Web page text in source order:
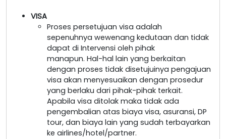
VISA
Proses persetujuan visa adalah
sepenuhnya wewenang kedutaan dan tidak
dapat di Intervensi oleh pihak
manapun. Hal-hal lain yang berkaitan
dengan proses tidak disetujuinya pengajuan
visa akan menyesuaikan dengan prosedur
yang berlaku dari pihak-pihak terkait.
Apabila visa ditolak maka tidak ada
pengembalian atas biaya visa, asuransi, DP
tour, dan biaya lain yang sudah terbayarkan
ke airlines/hotel/partner.